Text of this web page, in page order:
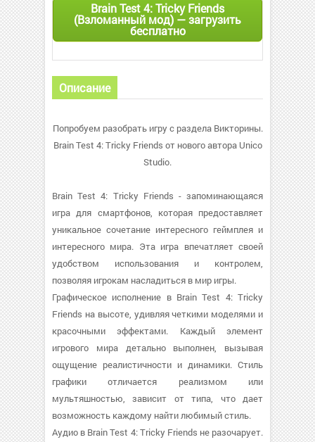
Brain Test 4: Tricky Friends
(Взломанный мод) — загрузить
бесплатно
Описание
Попробуем разобрать игру с раздела Викторины.
Brain Test 4: Tricky Friends от нового автора Unico
Studio.
Brain Test 4: Tricky Friends - запоминающаяся
игра для смартфонов, которая предоставляет
уникальное сочетание интересного геймплея и
интересного мира. Эта игра впечатляет своей
удобством использования и контролем,
позволяя игрокам насладиться в мир игры.
Графическое исполнение в Brain Test 4: Tricky
Friends на высоте, удивляя четкими моделями и
красочными эффектами. Каждый элемент
игрового мира детально выполнен, вызывая
ощущение реалистичности и динамики. Стиль
графики отличается реализмом или
мультяшностью, зависит от типа, что дает
возможность каждому найти любимый стиль.
Аудио в Brain Test 4: Tricky Friends не разочарует.